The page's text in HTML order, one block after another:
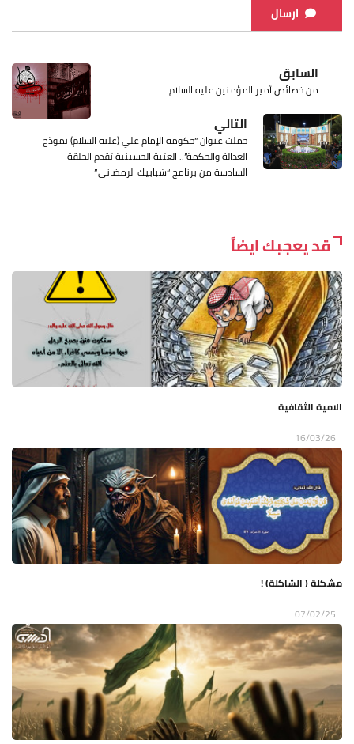
ارسال
السابق
من خصائص أمير المؤمنين عليه السلام
التالي
حملت عنوان “حكومة الإمام علي (عليه السلام) نموذج
العدالة والحكمة”.. العتبة الحسينية تقدم الحلقة
السادسة من برنامج “شبابيك الرمضاني”
قد يعجبك ايضاً
الامية الثقافية
16/03/26
مشكلة ( الشاكلة) !
07/02/25